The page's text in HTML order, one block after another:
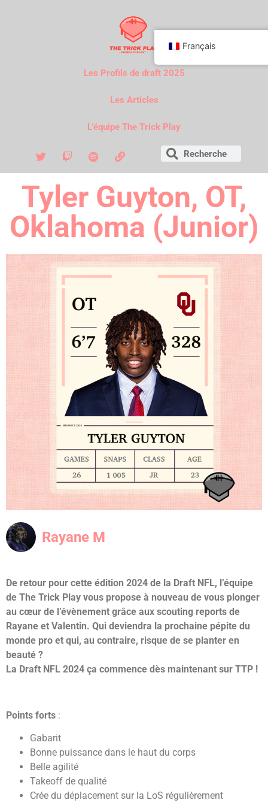
Les Profils de draft 2025
Les Articles
L'équipe The Trick Play
Tyler Guyton, OT,
Oklahoma (Junior)
Rayane M
De retour pour cette édition 2024 de la Draft NFL, l’équipe
de The Trick Play vous propose à nouveau de vous plonger
au cœur de l’évènement grâce aux scouting reports de
Rayane et Valentin. Qui deviendra la prochaine pépite du
monde pro et qui, au contraire, risque de se planter en
beauté ?
La Draft NFL 2024 ça commence dès maintenant sur TTP !
Points forts :
Gabarit
Bonne puissance dans le haut du corps
Belle agilité
Takeoff de qualité
Crée du déplacement sur la LoS régulièrement
Français